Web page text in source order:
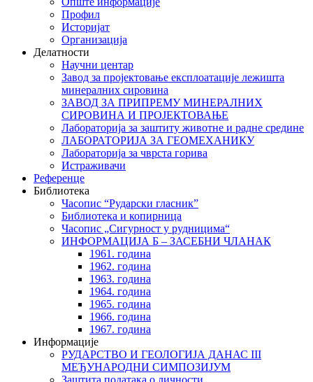
Профил
Историјат
Организација
Делатности
Научни центар
Завод за пројектовање експлоатације лежишта
минералних сировина
ЗАВОД ЗА ПРИПРЕМУ МИНЕРАЛНИХ
СИРОВИНА И ПРОЈЕКТОВАЊЕ
Лабораторија за заштиту животне и радне средине
ЛАБОРАТОРИЈА ЗА ГЕОМЕХАНИКУ
Лабораторија за чврста горива
Истраживачи
Референце
Библиотека
Часопис “Рударски гласник”
Библиотека и копирница
Часопис „Сигурност у рудницима“
ИНФОРМАЦИЈА Б – ЗАСЕБНИ ЧЛАНАК
1961. година
1962. година
1963. година
1964. година
1965. година
1966. година
1967. година
Информације
РУДАРСТВО И ГЕОЛОГИЈА ДАНАС III
МЕЂУНАРОДНИ СИМПОЗИЈУМ
Заштита података о личности